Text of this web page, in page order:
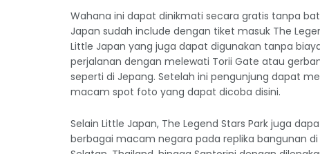
Wahana ini dapat dinikmati secara gratis tanpa
Japan sudah include dengan tiket masuk The
Little Japan yang juga dapat digunakan tanpa
perjalanan dengan melewati Torii Gate atau
seperti di Jepang. Setelah ini pengunjung dapat
macam spot foto yang dapat dicoba disini.
Selain Little Japan, The Legend Stars Park juga
berbagai macam negara pada replika bangunan